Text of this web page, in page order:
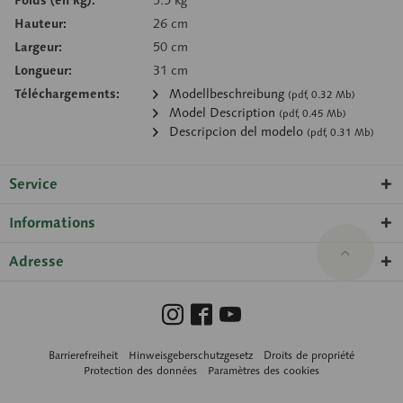
Hauteur:
26 cm
Largeur:
50 cm
Longueur:
31 cm
Téléchargements:
Modellbeschreibung (pdf, 0.32 Mb)
Model Description (pdf, 0.45 Mb)
Descripcion del modelo (pdf, 0.31 Mb)
Service
Informations
Adresse
Barrierefreiheit Hinweisgeberschutzgesetz
Droits de propriété
Protection des données
Paramètres des cookies